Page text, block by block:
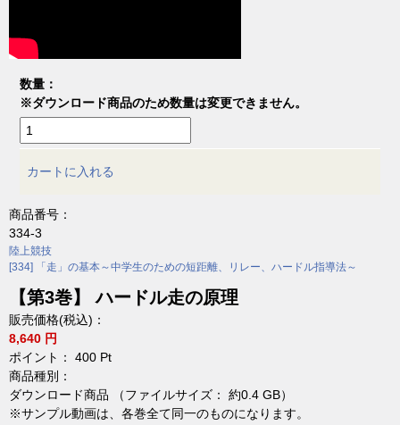
数量：
※ダウンロード商品のため数量は変更できません。
カートに入れる
商品番号：
334-3
陸上競技
[334] 「走」の基本～中学生のための短距離、リレー、ハードル指導法～
【第3巻】 ハードル走の原理
販売価格(税込)：
8,640 円
ポイント： 400 Pt
商品種別：
ダウンロード商品 （ファイルサイズ： 約0.4 GB）
※サンプル動画は、各巻全て同一のものになります。